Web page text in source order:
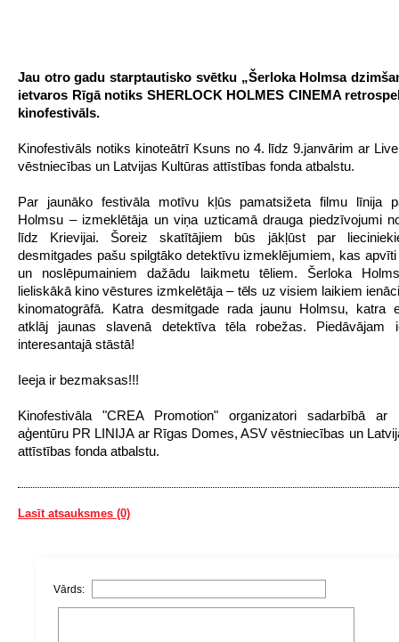
Jau otro gadu starptautisko svētku „Šerloka Holmsa
ietvaros Rīgā notiks SHERLOCK HOLMES CINEMA
kinofestivāls.
Kinofestivāls notiks kinoteātrī Ksuns no 4. līdz 9.janvārim ar
vēstniecības un Latvijas Kultūras attīstības fonda atbalstu.
Par jaunāko festivāla motīvu kļūs pamatsižeta filmu līnija
Holmsu – izmeklētāja un viņa uzticamā drauga piedzīvojumi
līdz Krievijai. Šoreiz skatītājiem būs jākļūst par
desmitgades pašu spilgtāko detektīvu izmeklējumiem, kas
un noslēpumainiem dažādu laikmetu tēliem. Šerloka
lieliskākā kino vēstures izmkelētāja – tēls uz visiem laikiem
kinomatogrāfā. Katra desmitgade rada jaunu Holmsu, katra
atklāj jaunas slavenā detektīva tēla robežas. Piedāvājam
interesantajā stāstā!
Ieeja ir bezmaksas!!!
Kinofestivāla "CREA Promotion" organizatori sadarbībā ar
aģentūru PR LINIJA ar Rīgas Domes, ASV vēstniecības un
attīstības fonda atbalstu.
Lasīt atsauksmes (0)
Vārds: